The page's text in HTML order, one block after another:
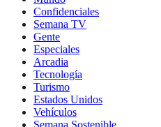
Confidenciales
Semana TV
Gente
Especiales
Arcadia
Tecnología
Turismo
Estados Unidos
Vehículos
Semana Sostenible